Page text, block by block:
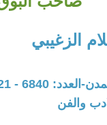
الزغيبي
- 2021 / 3 / 14 - 13:37
والفن